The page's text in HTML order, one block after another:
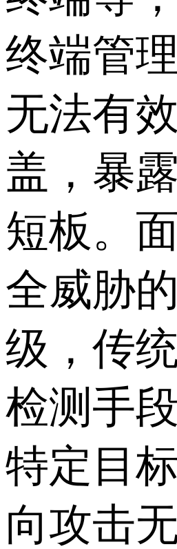
终端管
无法有
盖，暴
短板。
全威胁
级，传
检测手
特定目
向攻击